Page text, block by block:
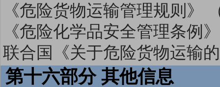
《危险货物运输管理规则》
《危险化学品安全管理条例
联合国《关于危险货物运输
第十六部分 其他信息